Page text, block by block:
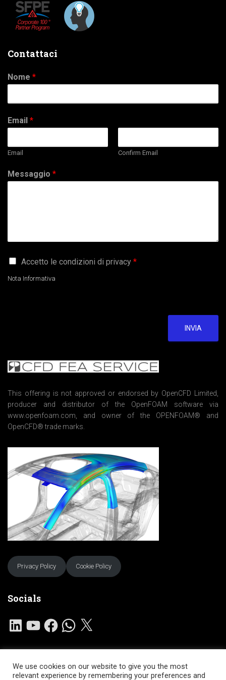
Contattaci
Nome *
Email *
Email Confirm Email
Messaggio *
G
P
e
n
*
Accetto le condizioni di privacy *
Nota Informativa
INVIA
This offering is not approved or endorsed by OpenCFD Limited,
producer and distributor of the OpenFOAM software via
www.openfoam.com, and owner of the OPENFOAM® and
OpenCFD® trade marks.
Privacy Policy Cookie Policy
Socials
L
E
Y
O
U
F
A
B
K
W
H
A
S
P
X
HOME SERVIZI SOFTWARE COMUNITA’
We use cookies on our website to give you the most
relevant experience by remembering your preferences and